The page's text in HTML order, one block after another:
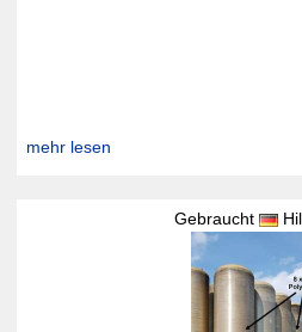
mehr lesen
Gebraucht